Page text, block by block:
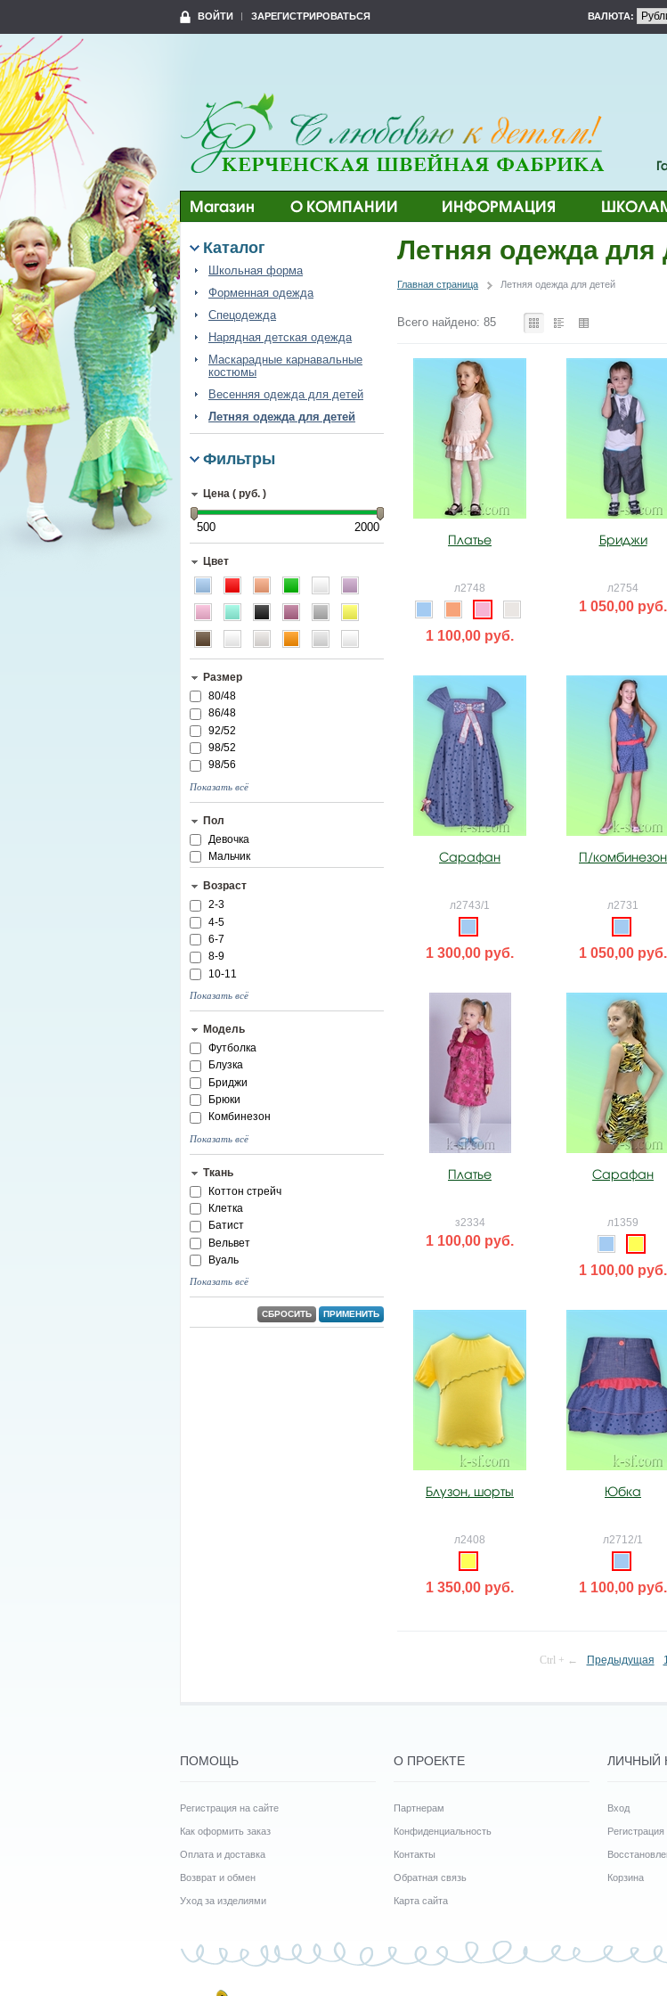
ВОЙТИ ЗАРЕГИСТРИРОВАТЬСЯ ВАЛЮТА:
Магазин О КОМПАНИИ ИНФОРМАЦИЯ
Каталог
Школьная форма
Форменная одежда
Спецодежда
Нарядная детская одежда
Маскарадные карнавальные
костюмы
Весенняя одежда для детей
Летняя одежда для детей
Фильтры
Цена ( руб. )
500 2000
Цвет
Размер
80/48
86/48
92/52
98/52
98/56
Показать всё
Пол
Девочка
Мальчик
Возраст
2-3
4-5
6-7
8-9
10-11
Показать всё
Модель
Футболка
Блузка
Бриджи
Брюки
Комбинезон
Показать всё
Ткань
Коттон стрейч
Клетка
Батист
Вельвет
Вуаль
Показать всё
СБРОСИТЬ ПРИМЕНИТЬ
Летняя одежда для
Главная страница Летняя одежда для детей
Всего найдено: 85
Платье
л2748
1 100,00 руб.
Бриджи
л2754
1 050,00 руб.
Сарафан
л2743/1
1 300,00 руб.
П/комбинезон
л2731
1 050,00 руб.
Платье
з2334
1 100,00 руб.
Сарафан
л1359
1 100,00 руб.
Блузон, шорты
л2408
1 350,00 руб.
Юбка
л2712/1
1 100,00 руб.
Ctrl + ← Предыдущая
ПОМОЩЬ
Регистрация на сайте
Как оформить заказ
Оплата и доставка
Возврат и обмен
Уход за изделиями
О ПРОЕКТЕ
Партнерам
Конфиденциальность
Контакты
Обратная связь
Карта сайта
ЛИЧНЫЙ
Вход
Регистрация
Корзина